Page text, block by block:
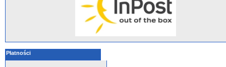
Płatności